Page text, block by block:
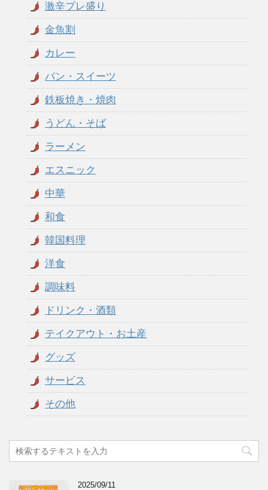
激辛プレ盛り
金魚割
カレー
パン・スイーツ
鉄板焼き・焼肉
うどん・そば
ラーメン
エスニック
中華
和食
韓国料理
洋食
調味料
ドリンク・酒類
テイクアウト・お土産
グッズ
サービス
その他
2025/09/11